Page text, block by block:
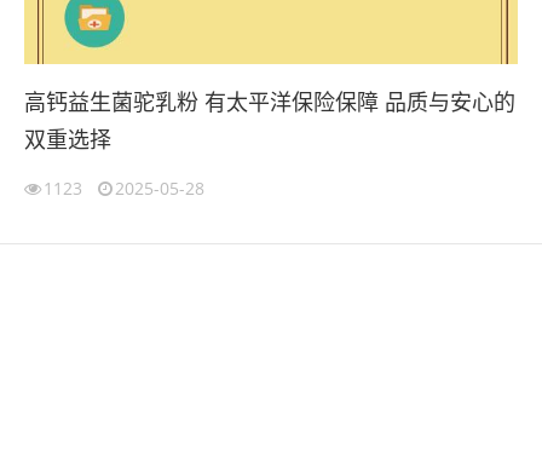
高钙益生菌驼乳粉 有太平洋保险保障 品质与安心的
双重选择
1123 2025-05-28